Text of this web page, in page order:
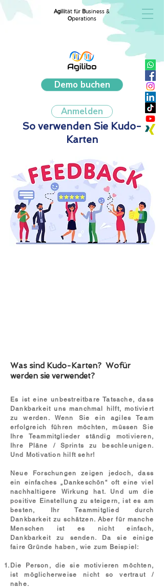
Agilität für Business &
Operations
Demo buchen
Anmelden
So verwenden Sie Kudo-
Karten
Was sind Kudo-Karten? Wofür
werden sie verwendet?
Es ist eine unbestreitbare Tatsache, dass
Dankbarkeit uns manchmal hilft, motiviert
zu werden. Wenn Sie ein agiles Team
erfolgreich führen möchten, müssen Sie
Ihre Teammitglieder ständig motivieren,
Ihre Pläne / Sprints zu beschleunigen.
Und Motivation hilft sehr!
Neue Forschungen zeigen jedoch, dass
ein einfaches „Dankeschön“ oft eine viel
nachhaltigere Wirkung hat. Und um die
positive Einstellung zu steigern, ist es am
besten, Ihr Teammitglied durch
Dankbarkeit zu schätzen. Aber für manche
Menschen ist es nicht einfach,
Dankbarkeit zu senden. Da sie einige
faire Gründe haben, wie zum Beispiel:
Die Person, die sie motivieren möchten,
ist möglicherweise nicht so vertraut /
nahe.